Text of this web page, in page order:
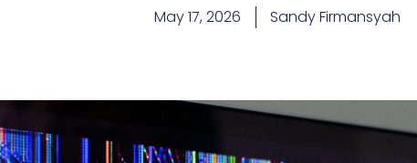
May 17, 2026 Sandy Firmansyah